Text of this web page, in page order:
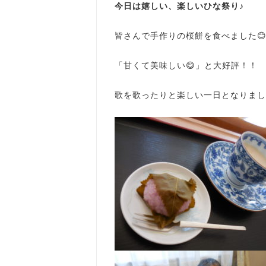
今日は嬉しい、楽しいひな祭り♪
皆さんで手作りの桜餅を食べました😊
「甘くて美味しい😋」と大好評！！
歌を歌ったりと楽しい一日となりま